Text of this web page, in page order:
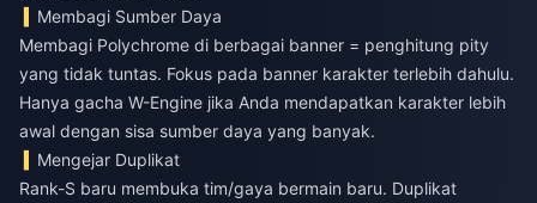
Membagi Sumber Daya
Membagi Polychrome di berbagai banner = penghitung pity
yang tidak tuntas. Fokus pada banner karakter terlebih dahulu.
Hanya gacha W-Engine jika Anda mendapatkan karakter lebih
awal dengan sisa sumber daya yang banyak.
Mengejar Duplikat
Rank-S baru membuka tim/gaya bermain baru. Duplikat